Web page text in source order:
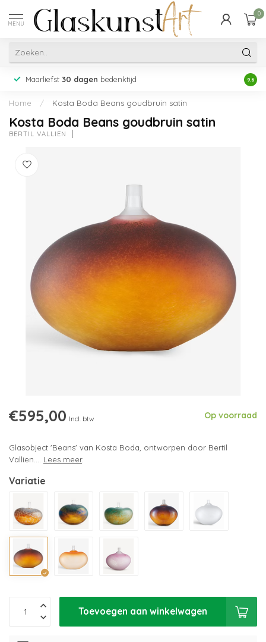
MENU
0
Maarliefst 30 dagen bedenktijd 9.6
Home / Kosta Boda Beans goudbruin satin
Kosta Boda Beans goudbruin satin
BERTIL VALLIEN
€595,00 Incl. btw Op voorraad
Glasobject 'Beans' van Kosta Boda, ontworpen door Bertil
Vallien.... Lees meer.
Variatie
Toevoegen aan winkelwagen